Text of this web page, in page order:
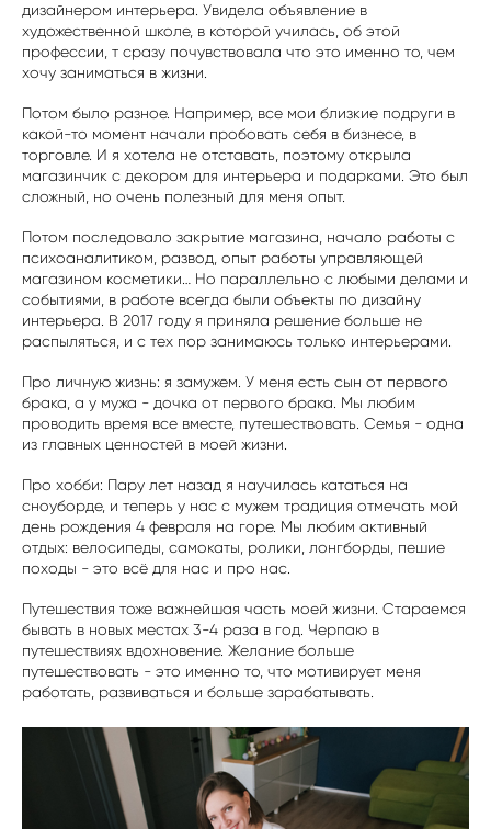
дизайнером интерьера. Увидела объявление в
художественной школе, в которой училась, об этой
профессии, т сразу почувствовала что это именно то, чем
хочу заниматься в жизни.
Потом было разное. Например, все мои близкие подруги в
какой-то момент начали пробовать себя в бизнесе, в
торговле. И я хотела не отставать, поэтому открыла
магазинчик с декором для интерьера и подарками. Это был
сложный, но очень полезный для меня опыт.
Потом последовало закрытие магазина, начало работы с
психоаналитиком, развод, опыт работы управляющей
магазином косметики… Но параллельно с любыми делами и
событиями, в работе всегда были объекты по дизайну
интерьера. В 2017 году я приняла решение больше не
распыляться, и с тех пор занимаюсь только интерьерами.
Про личную жизнь: я замужем. У меня есть сын от первого
брака, а у мужа - дочка от первого брака. Мы любим
проводить время все вместе, путешествовать. Семья - одна
из главных ценностей в моей жизни.
Про хобби: Пару лет назад я научилась кататься на
сноуборде, и теперь у нас с мужем традиция отмечать мой
день рождения 4 февраля на горе. Мы любим активный
отдых: велосипеды, самокаты, ролики, лонгборды, пешие
походы - это всё для нас и про нас.
Путешествия тоже важнейшая часть моей жизни. Стараемся
бывать в новых местах 3-4 раза в год. Черпаю в
путешествиях вдохновение. Желание больше
путешествовать - это именно то, что мотивирует меня
работать, развиваться и больше зарабатывать.